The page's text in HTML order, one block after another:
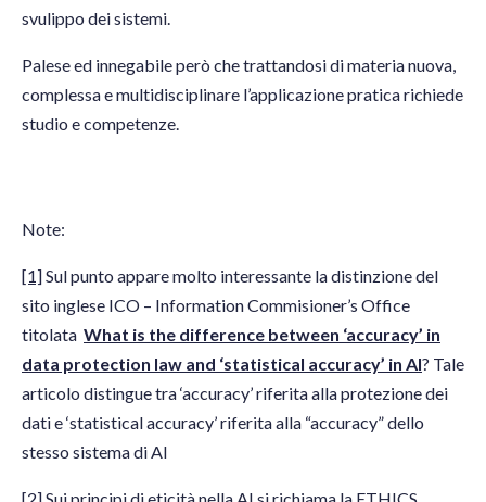
svulippo dei sistemi.
Palese ed innegabile però che trattandosi di materia nuova,
complessa e multidisciplinare l’applicazione pratica richiede
studio e competenze.
Note:
[1]Sul punto appare molto interessante la distinzione del
sito inglese ICO – Information Commisioner’s Office
titolata What is the difference between ‘accuracy’ in
data protection law and ‘statistical accuracy’ in AI? Tale
articolo distingue tra ‘accuracy’ riferita alla protezione dei
dati e ‘statistical accuracy’ riferita alla “accuracy” dello
stesso sistema di AI